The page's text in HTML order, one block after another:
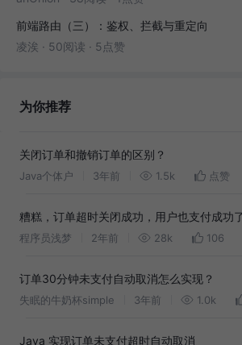
前端路由（三）：鉴权、拦截与重定向
凌涘 · 50阅读 · 5点赞
为你推荐
关闭订单和撤销订单的区别？
Java个体户 3年前 1.5k 点赞
糟糕，订单超时关闭成功，用户也支付成功
程序员浅梦 2年前 28k 106
订单30分钟未支付自动取消怎么实现？
失眠的牛奶杯simple 3年前 1.0k
Java 实现订单未支付超时自动取消